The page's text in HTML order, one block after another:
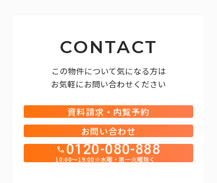
CONTACT
この物件について気になる方は
お気軽にお問い合わせください
資料請求・内覧予約
お問い合わせ
0120-080-888
10:00～19:00※水曜・第一火曜除く